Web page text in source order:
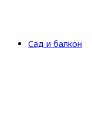
Сад и балкон